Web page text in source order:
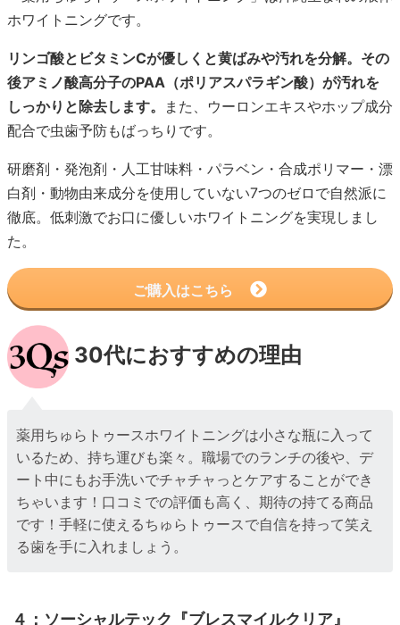
ホワイトニングです。
リンゴ酸とビタミンCが優しくと黄ばみや汚れを分解。その
後アミノ酸高分子のPAA（ポリアスパラギン酸）が汚れを
しっかりと除去します。
また、ウーロンエキスやホップ成分
配合で虫歯予防もばっちりです。
研磨剤・発泡剤・人工甘味料・パラベン・合成ポリマー・漂
白剤・動物由来成分を使用していない7つのゼロで自然派に
徹底。低刺激でお口に優しいホワイトニングを実現しまし
た。
ご購入はこちら
30代におすすめの理由
薬用ちゅらトゥースホワイトニングは小さな瓶に入って
いるため、持ち運びも楽々。職場でのランチの後や、デ
ート中にもお手洗いでチャチャっとケアすることができ
ちゃいます！口コミでの評価も高く、期待の持てる商品
です！手軽に使えるちゅらトゥースで自信を持って笑え
る歯を手に入れましょう。
４：ソーシャルテック『ブレスマイルクリア』